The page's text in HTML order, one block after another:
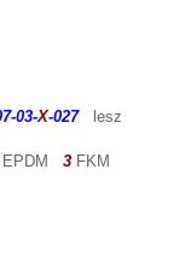
03-X-027lesz
EPDM 3 FKM